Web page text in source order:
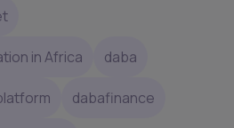
in Africa daba
dabafinance